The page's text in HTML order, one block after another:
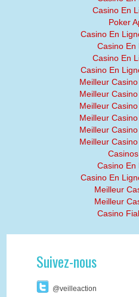
Casino En
Poker
Casino En
Casino En
Casino En
Casino En
Meilleur
Meilleur
Meilleur
Meilleur
Meilleur
Meilleur
Casino En
Casino En
Meilleur
Meilleur
Casino
Suivez-nous
@veilleaction